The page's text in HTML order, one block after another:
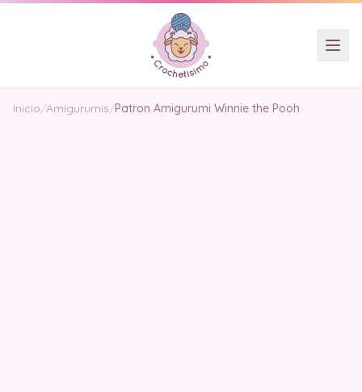
Inicio/Amigurumis/Patron Amigurumi Winnie the Pooh